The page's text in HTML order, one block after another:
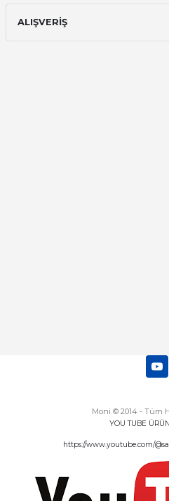
ALIŞVERİŞ
Moni © 2014 - Tüm
YOU TUBE
https://www.youtube.com/